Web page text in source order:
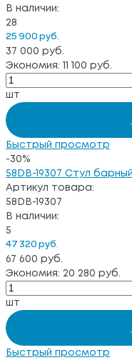
В наличии:
28
25 900 руб.
37 000 руб.
Экономия: 11 100 руб.
шт
Быстрый просмотр
-30%
58DB-19307 Стул
Артикул товара:
58DB-19307
В наличии:
5
47 320 руб.
67 600 руб.
Экономия: 20 280 руб.
шт
Быстрый просмотр